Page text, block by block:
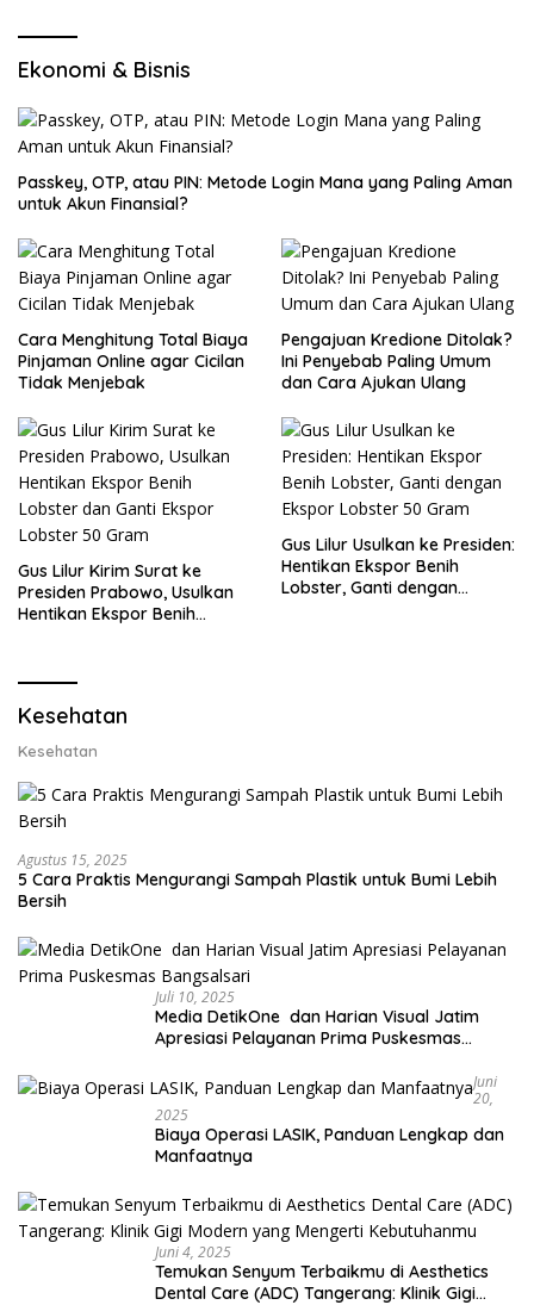
Ekonomi & Bisnis
Passkey, OTP, atau PIN: Metode Login Mana yang Paling Aman
untuk Akun Finansial?
Cara Menghitung Total Biaya
Pinjaman Online agar Cicilan
Tidak Menjebak
Pengajuan Kredione Ditolak?
Ini Penyebab Paling Umum
dan Cara Ajukan Ulang
Gus Lilur Kirim Surat ke
Presiden Prabowo, Usulkan
Hentikan Ekspor Benih
Gus Lilur Usulkan ke Presiden:
Hentikan Ekspor Benih
Lobster, Ganti dengan
Kesehatan
Kesehatan
Agustus 15, 2025
5 Cara Praktis Mengurangi Sampah Plastik untuk Bumi Lebih
Bersih
Juli 10, 2025
Media DetikOne dan Harian Visual Jatim
Apresiasi Pelayanan Prima Puskesmas
Juni
20,
2025
Biaya Operasi LASIK, Panduan Lengkap dan
Manfaatnya
Juni 4, 2025
Temukan Senyum Terbaikmu di Aesthetics
Dental Care (ADC) Tangerang: Klinik Gigi